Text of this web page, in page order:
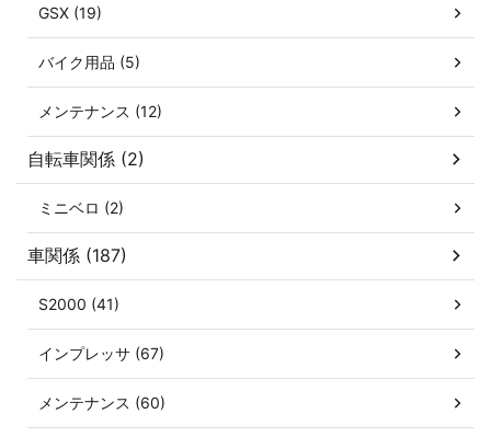
GSX (19)
バイク用品 (5)
メンテナンス (12)
自転車関係 (2)
ミニベロ (2)
車関係 (187)
S2000 (41)
インプレッサ (67)
メンテナンス (60)